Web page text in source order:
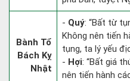
Bành Tổ
Bách Kỵ
Nhật
- Quý: “Bất từ
Không nên tiến
tụng, ta lý yếu
- Hợi: “Bất giá
nên tiến hành